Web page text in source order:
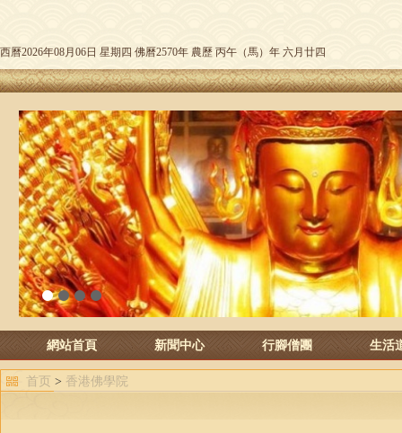
西曆2026年08月06日 星期四 佛曆2570年 農歷 丙午（馬）年 六月廿四
1 2 3 4
網站首頁 新聞中心 行腳僧團 生活
首页 > 香港佛學院